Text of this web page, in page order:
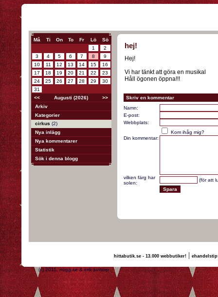
Må Ti On To Fr Lö
Sö
1
2
3
4 5 6 7 8
9
10
11 12 13 14 15
16
17
18 19 20 21 22
23
24
25 26 27 28 29
30
31
<<
Augusti (2026)
>>
Arkiv
Kategorier
cirkus (2)
Nya inlägg
Nya kommentarer
Statistik
Sök i denna blogg
hej!
Hej!
Vi har tänkt att göra en musikal
Håll ögonen öppna!!!
Skriv en kommentar
Namn:
E-post:
Webbplats:
Kom ihåg mig?
Din kommentar:
vilken färg har
solen:
(för att
hittabutik.se - 13.000 webbutiker!|
(c) 2011, nogg.se & erik juntorp